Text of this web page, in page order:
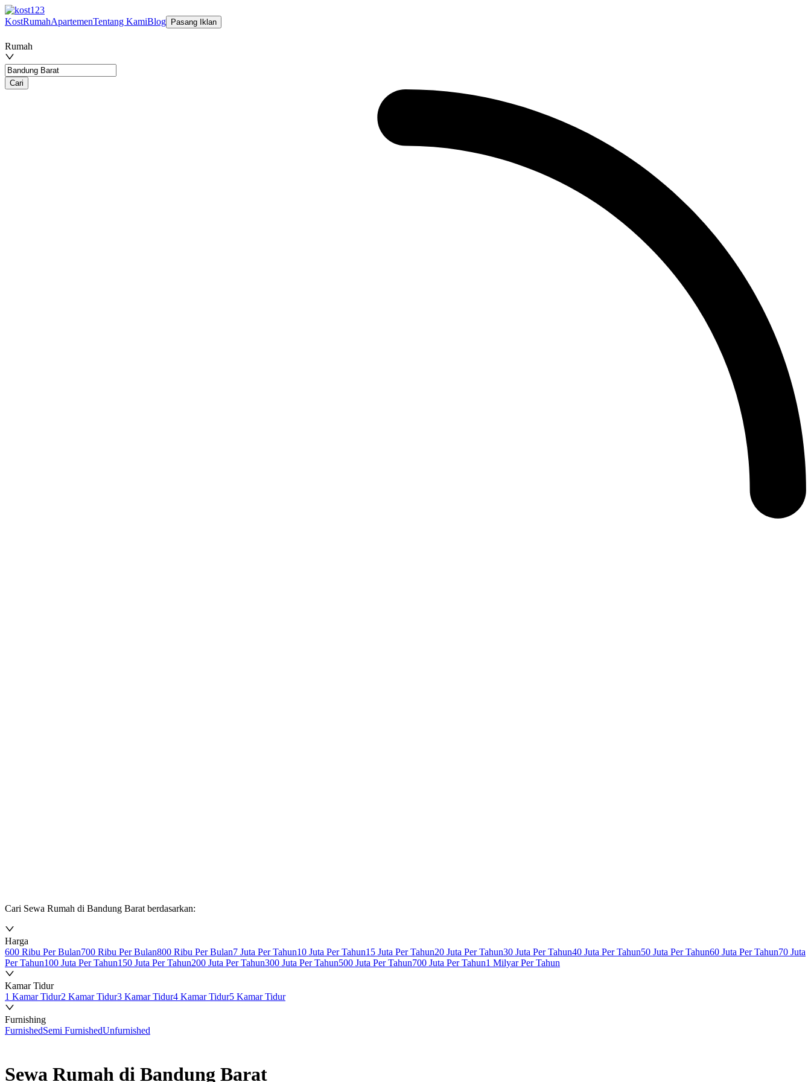
KostRumahApartemenTentang KamiBlog Pasang Iklan
Rumah
Cari
Cari Sewa Rumah di Bandung Barat berdasarkan:
Harga
600 Ribu Per Bulan700 Ribu Per Bulan800 Ribu Per Bulan7 Juta Per Tahun10 Juta Per Tahun15 Juta Per Tahun20 Juta Per Tahun30 Juta Per Tahun40 Juta Per Tahun50 Juta Per Tahun60 Juta Per Tahun70 Juta
Per Tahun100 Juta Per Tahun150 Juta Per Tahun200 Juta Per Tahun300 Juta Per Tahun500 Juta Per Tahun700 Juta Per Tahun1 Milyar Per Tahun
Kamar Tidur
1 Kamar Tidur2 Kamar Tidur3 Kamar Tidur4 Kamar Tidur5 Kamar Tidur
Furnishing
FurnishedSemi FurnishedUnfurnished
Sewa Rumah di Bandung Barat